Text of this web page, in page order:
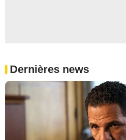
Dernières news